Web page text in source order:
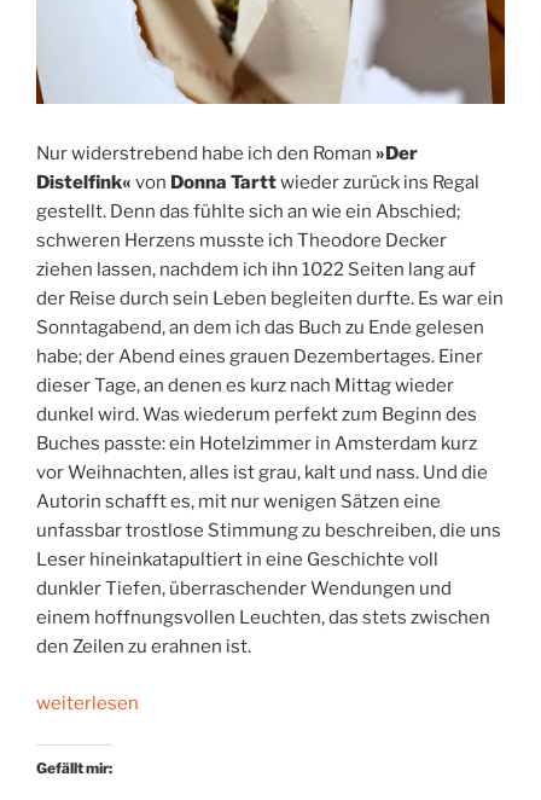
Nur widerstrebend habe ich den Roman »Der
Distelfink« von Donna Tarttwieder zurück ins Regal
gestellt. Denn das fühlte sich an wie ein Abschied;
schweren Herzens musste ich Theodore Decker
ziehen lassen, nachdem ich ihn 1022 Seiten lang auf
der Reise durch sein Leben begleiten durfte. Es war ein
Sonntagabend, an dem ich das Buch zu Ende gelesen
habe; der Abend eines grauen Dezembertages. Einer
dieser Tage, an denen es kurz nach Mittag wieder
dunkel wird. Was wiederum perfekt zum Beginn des
Buches passte: ein Hotelzimmer in Amsterdam kurz
vor Weihnachten, alles ist grau, kalt und nass. Und die
Autorin schafft es, mit nur wenigen Sätzen eine
unfassbar trostlose Stimmung zu beschreiben, die uns
Leser hineinkatapultiert in eine Geschichte voll
dunkler Tiefen, überraschender Wendungen und
einem hoffnungsvollen Leuchten, das stets zwischen
den Zeilen zu erahnen ist.
„Das
der
weiterlesen
Gefällt mir: